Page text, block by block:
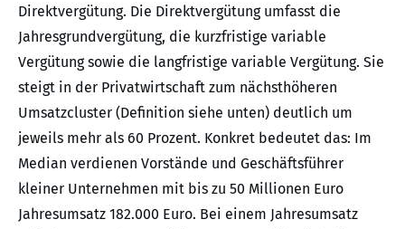
Direktvergütung. Die Direktvergütung umfasst die
Jahresgrundvergütung, die kurzfristige variable
Vergütung sowie die langfristige variable Vergütung. Sie
steigt in der Privatwirtschaft zum nächsthöheren
Umsatzcluster (Definition siehe unten) deutlich um
jeweils mehr als 60 Prozent. Konkret bedeutet das: Im
Median verdienen Vorstände und Geschäftsführer
kleiner Unternehmen mit bis zu 50 Millionen Euro
Jahresumsatz 182.000 Euro. Bei einem Jahresumsatz